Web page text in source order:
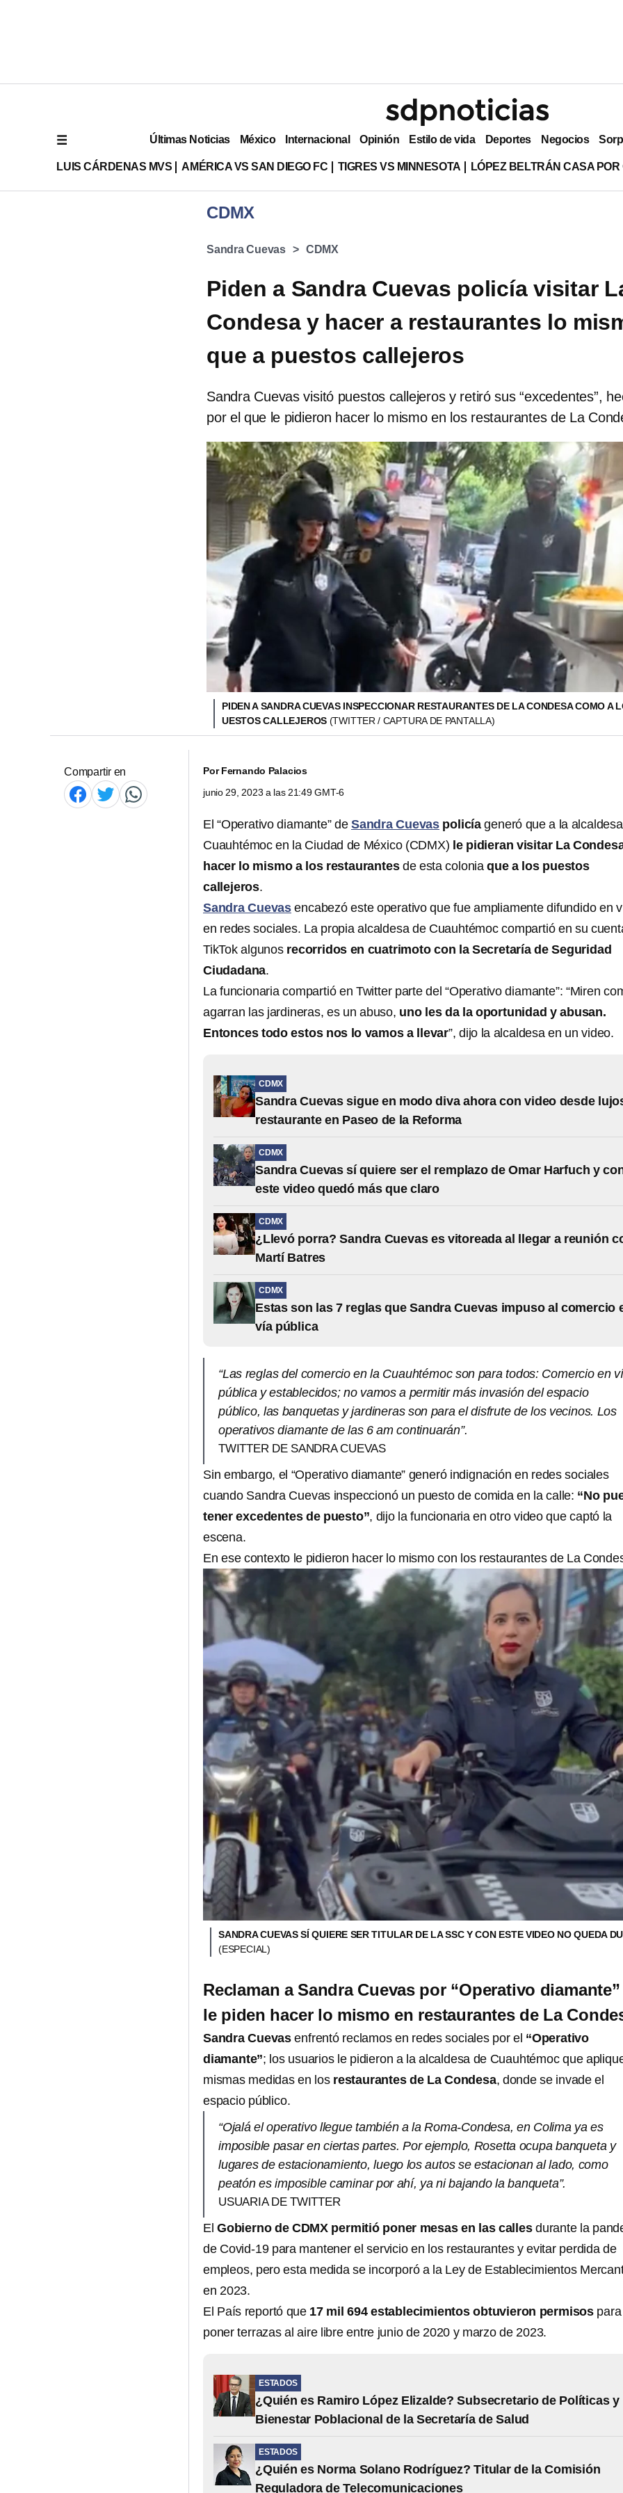
Últimas Noticias México Internacional Opinión Estilo de vida Deportes Negocios
LUIS CÁRDENAS MVS AMÉRICA VS SAN DIEGO FC TIGRES VS MINNESOTA LÓPEZ BELTRÁN CASA
CDMX
Sandra Cuevas CDMX
Piden a Sandra Cuevas policía visitar
Condesa y hacer a restaurantes lo
que a puestos callejeros
Sandra Cuevas visitó puestos callejeros y retiró sus “excedentes”,
por el que le pidieron hacer lo mismo en los restaurantes de La
PIDEN A SANDRA CUEVAS INSPECCIONAR RESTAURANTES DE LA CONDESA COMO A
UESTOS CALLEJEROS (TWITTER / CAPTURA DE PANTALLA)
Compartir en PorFernando Palacios
junio 29, 2023 a las 21:49 GMT-6
El “Operativo diamante” de Sandra Cuevas policía generó que a la
Cuauhtémoc en la Ciudad de México (CDMX) le pidieran visitar La
hacer lo mismo a los restaurantesde esta coloniaque a los puestos
callejeros.
Sandra Cuevas encabezó este operativo que fue ampliamente difundido en
en redes sociales. La propia alcaldesa de Cuauhtémoc compartió en su
TikTok algunos recorridos en cuatrimoto con la Secretaría de Seguridad
Ciudadana.
La funcionaria compartió en Twitter parte del “Operativo diamante”: “Miren
agarran las jardineras, es un abuso, uno les da la oportunidad y abusan.
Entonces todo estos nos lo vamos a llevar”, dijo la alcaldesa en un video.
CDMX
Sandra Cuevas sigue en modo diva ahora con video desde
restaurante en Paseo de la Reforma
CDMX
Sandra Cuevas sí quiere ser el remplazo de Omar Harfuch y
este video quedó más que claro
CDMX
¿Llevó porra? Sandra Cuevas es vitoreada al llegar a reunión
Martí Batres
CDMX
Estas son las 7 reglas que Sandra Cuevas impuso al comercio
vía pública
“Las reglas del comercio en la Cuauhtémoc son para todos: Comercio en
pública y establecidos; no vamos a permitir más invasión del espacio
público, las banquetas y jardineras son para el disfrute de los vecinos. Los
operativos diamante de las 6 am continuarán”.
TWITTER DE SANDRA CUEVAS
Sin embargo, el “Operativo diamante” generó indignación en redes sociales
cuando Sandra Cuevas inspeccionó un puesto de comida en la calle: “No
tener excedentes de puesto”, dijo la funcionaria en otro video que captó la
escena.
En ese contexto le pidieron hacer lo mismo con los restaurantes de La
SANDRA CUEVAS SÍ QUIERE SER TITULAR DE LA SSC Y CON ESTE VIDEO NO QUEDA
(ESPECIAL)
Reclaman a Sandra Cuevas por “Operativo
le piden hacer lo mismo en restaurantes de La
Sandra Cuevas enfrentó reclamos en redes sociales por el “Operativo
diamante”; los usuarios le pidieron a la alcaldesa de Cuauhtémoc que
mismas medidas en losrestaurantes de La Condesa, donde se invade el
espacio público.
“Ojalá el operativo llegue también a la Roma-Condesa, en Colima ya es
imposible pasar en ciertas partes. Por ejemplo, Rosetta ocupa banqueta y
lugares de estacionamiento, luego los autos se estacionan al lado, como
peatón es imposible caminar por ahí, ya ni bajando la banqueta”.
USUARIA DE TWITTER
El Gobierno de CDMX permitió poner mesas en las calles durante la
de Covid-19 para mantener el servicio en los restaurantes y evitar perdida de
empleos, pero esta medida se incorporó a la Ley de Establecimientos
en 2023.
El País reportó que 17 mil 694 establecimientos obtuvieron permisos para
poner terrazas al aire libre entre junio de 2020 y marzo de 2023.
ESTADOS
¿Quién es Ramiro López Elizalde? Subsecretario de Políticas y
Bienestar Poblacional de la Secretaría de Salud
ESTADOS
¿Quién es Norma Solano Rodríguez? Titular de la Comisión
Reguladora de Telecomunicaciones